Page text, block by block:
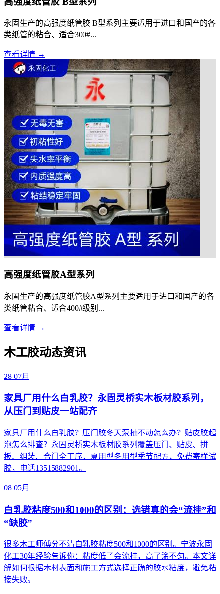
永固生产的高强度纸管胶 B型系列主要适用于进口和国产的各
类纸管的粘合、适合300#...
查看详情 →
高强度纸管胶A型系列
永固生产的高强度纸管胶A型系列主要适用于进口和国产的各
类纸管粘合、适合400#级别...
查看详情 →
木工胶动态资讯
28 07月
家具厂用什么白乳胶？永固灵桥实木板材胶系列，
从压门到贴皮一站配齐
家具厂用什么白乳胶？压门胶冬天泵抽不动怎么办？贴皮胶起
泡怎么排查？永固灵桥实木板材胶系列覆盖压门、贴皮、拼
板、组装、合门全工序，夏用型冬用型季节配方，免费寄样试
胶，电话13515882901。
08 05月
白乳胶粘度500和1000的区别：选错真的会“流挂”和
“缺胶”
很多木工师傅分不清白乳胶粘度500和1000的区别。宁波永固
化工30年经验告诉你：粘度低了会流挂，高了涂不匀。本文详
解如何根据木材表面和施工方式选择正确的胶水粘度，避免粘
接失败。